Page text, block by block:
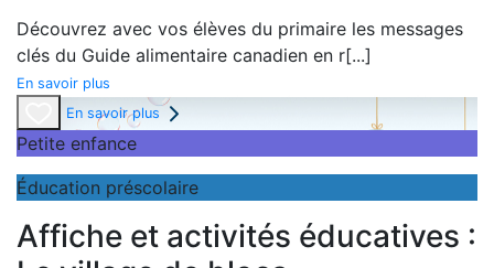
Découvrez avec vos élèves du primaire les messages
clés du Guide alimentaire canadien en r[...]
En savoir plus
En savoir plus
Petite enfance
Éducation préscolaire
Affiche et activités éducatives :